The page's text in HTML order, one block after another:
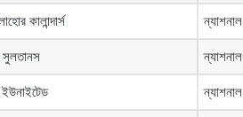
কালান্দার্স
সুলতানস
ইউনাইটেড